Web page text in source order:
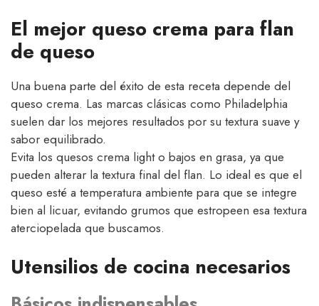
El mejor queso crema para flan
de queso
Una buena parte del éxito de esta receta depende del
queso crema. Las marcas clásicas como Philadelphia
suelen dar los mejores resultados por su textura suave y
sabor equilibrado.
Evita los quesos crema light o bajos en grasa, ya que
pueden alterar la textura final del flan. Lo ideal es que el
queso esté a temperatura ambiente para que se integre
bien al licuar, evitando grumos que estropeen esa textura
aterciopelada que buscamos.
Utensilios de cocina necesarios